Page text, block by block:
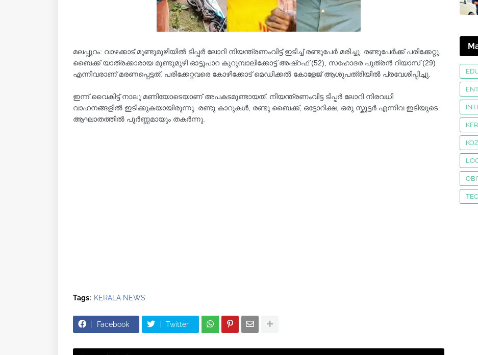
മലപ്പുറം: വാഴക്കാട് മുണ്ടുമുഴിയിൽ ടിപ്പർ ലോറി നിയന്ത്രണംവിട്ട് ഇടിച്ച് രണ്ടുപേർ മരിച്ചു. രണ്ടുപേർക്ക് പരിക്കേറ്റു.
ബൈക്ക് യാത്രക്കാരായ മുണ്ടുമുഴി ഓട്ടുപാറ കുറുമ്പാലിക്കോട്ട് അഷ്റഫ് (52), സഹോദര പുത്രൻ റിയാസ് (29)
എന്നിവരാണ് മരണപ്പെട്ടത്. പരിക്കേറ്റവരെ കോഴിക്കോട് മെഡിക്കൽ കോളേജ് ആശുപത്രിയിൽ പ്രവേശിപ്പിച്ചു.
ഇന്ന് വൈകിട്ട് നാലു മണിയോടെയാണ് അപകടമുണ്ടായത്. നിയന്ത്രണംവിട്ട ടിപ്പർ ലോറി നിരവധി
വാഹനങ്ങളിൽ ഇടിക്കുകയായിരുന്നു. രണ്ടു കാറുകൾ, രണ്ടു ബൈക്ക്, ഒട്ടോറിക്ഷ, ഒരു സ്കൂട്ടർ എന്നിവ ഇടിയുടെ
ആഘാതത്തിൽ പൂർണ്ണമായും തകർന്നു.
Tags: KERALA NEWS
Facebook Twitter